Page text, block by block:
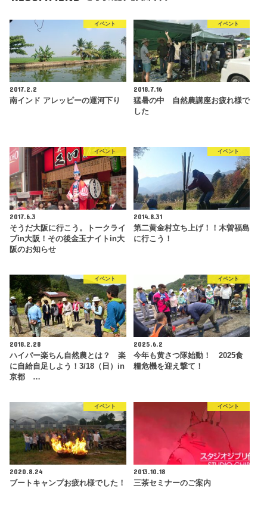
イベント
2017.2.2
南インド アレッピーの運河下り
イベント
2018.7.16
猛暑の中 自然農講座お疲れ様で
した
イベント
2017.6.3
そうだ大阪に行こう。トークライ
ブin大阪！その後金玉ナイトin大
阪のお知らせ
イベント
2014.8.31
第二黄金村立ち上げ！！木曽福島
に行こう！
イベント
2018.2.28
ハイパー楽ちん自然農とは？ 楽
に自給自足しよう！3/18（日）in
京都 …
イベント
2025.6.2
今年も黄さつ隊始動！ 2025食
糧危機を迎え撃て！
イベント
2020.8.24
ブートキャンプお疲れ様でした！
イベント
2013.10.18
三茶セミナーのご案内